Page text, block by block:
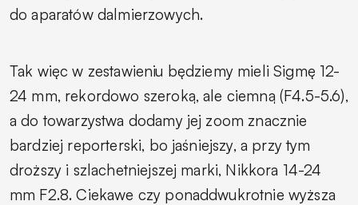
do aparatów dalmierzowych.
Tak więc w zestawieniu będziemy mieli Sigmę 12-
24 mm, rekordowo szeroką, ale ciemną (F4.5-5.6),
a do towarzystwa dodamy jej zoom znacznie
bardziej reporterski, bo jaśniejszy, a przy tym
droższy i szlachetniejszej marki, Nikkora 14-24
mm F2.8. Ciekawe czy ponaddwukrotnie wyższa